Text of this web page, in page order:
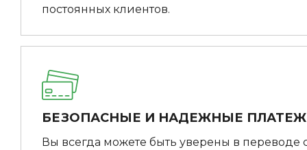
постоянных клиентов.
БЕЗОПАСНЫЕ И НАДЕЖНЫЕ
Вы всегда можете быть уверены в переводе